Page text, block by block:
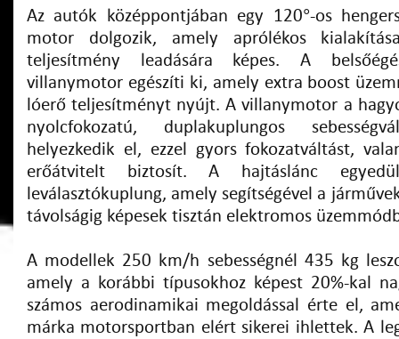
Az autók középpontjában egy 120°-os
motor dolgozik, amely aprólékos
teljesítmény leadására képes. A
villanymotor egészíti ki, amely extra boost
lóerő teljesítményt nyújt. A villanymotor a
nyolcfokozatú, duplakuplungos
helyezkedik el, ezzel gyors fokozatváltást,
erőátvitelt biztosít. A hajtáslánc
leválasztókuplung, amely segítségével a
távolságig képesek tisztán elektromos
A modellek 250 km/h sebességnél 435 kg
amely a korábbi típusokhoz képest 20%-kal
számos aerodinamikai megoldással érte el,
márka motorsportban elért sikerei ihlettek. A